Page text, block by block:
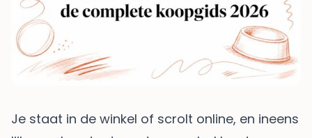
Je staat in de winkel of scrolt online, en ineens